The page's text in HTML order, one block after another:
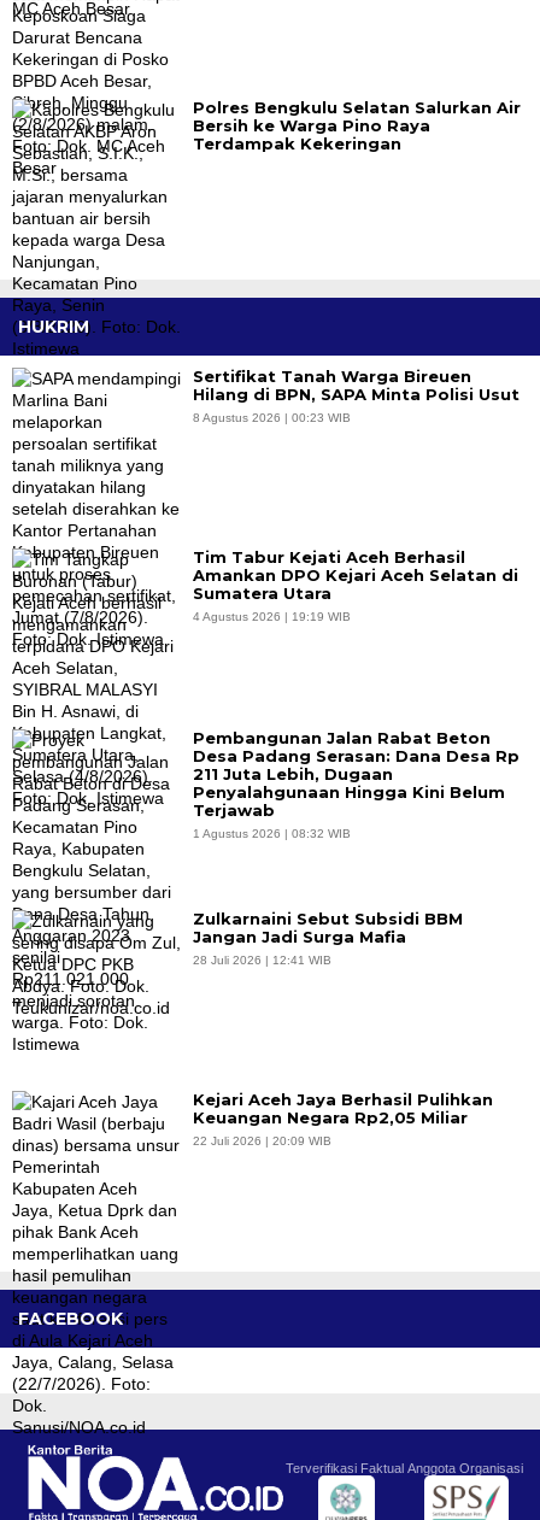
Polres Bengkulu Selatan Salurkan Air
Bersih ke Warga Pino Raya
Terdampak Kekeringan
HUKRIM
Sertifikat Tanah Warga Bireuen
Hilang di BPN, SAPA Minta Polisi Usut
8 Agustus 2026 | 00:23 WIB
Tim Tabur Kejati Aceh Berhasil
Amankan DPO Kejari Aceh Selatan di
Sumatera Utara
4 Agustus 2026 | 19:19 WIB
Pembangunan Jalan Rabat Beton
Desa Padang Serasan: Dana Desa Rp
211 Juta Lebih, Dugaan
Penyalahgunaan Hingga Kini Belum
Terjawab
1 Agustus 2026 | 08:32 WIB
Zulkarnaini Sebut Subsidi BBM
Jangan Jadi Surga Mafia
28 Juli 2026 | 12:41 WIB
Kejari Aceh Jaya Berhasil Pulihkan
Keuangan Negara Rp2,05 Miliar
22 Juli 2026 | 20:09 WIB
FACEBOOK
Terverifikasi Faktual Anggota Organisasi